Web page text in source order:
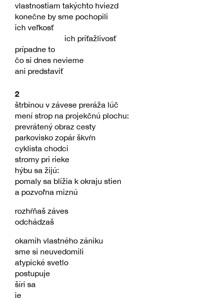
vlastnostiam takýchto hviezd
konečne by sme pochopili
ich veľkosť
ich príťažlivosť
prípadne to
čo si dnes nevieme
ani predstaviť
2
štrbinou v závese preráža lúč
mení strop na projekčnú plochu:
prevrátený obraz cesty
parkovisko zopár škvŕn
cyklista chodci
stromy pri rieke
hýbu sa žijú:
pomaly sa blížia k okraju stien
a pozvoľna miznú
rozhŕňaš záves
odchádzaš
okamih vlastného zániku
sme si neuvedomili
atypické svetlo
postupuje
šíri sa
je